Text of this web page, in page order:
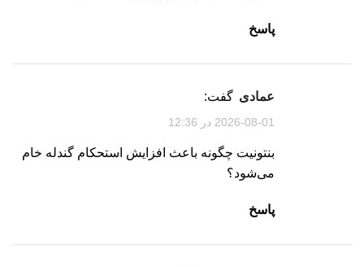
پاسخ
عمادی گفت:
2026-08-01 در 12:36
بنتونیت چگونه باعث افزایش استحکام گندله خام
می‌شود؟
پاسخ